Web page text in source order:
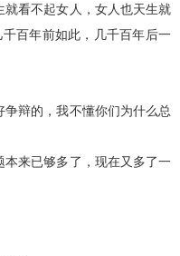
看不起女人，女人也天生就
百年前如此，几千百年后一
辩的，我不懂你们为什么总
来已够多了，现在又多了一